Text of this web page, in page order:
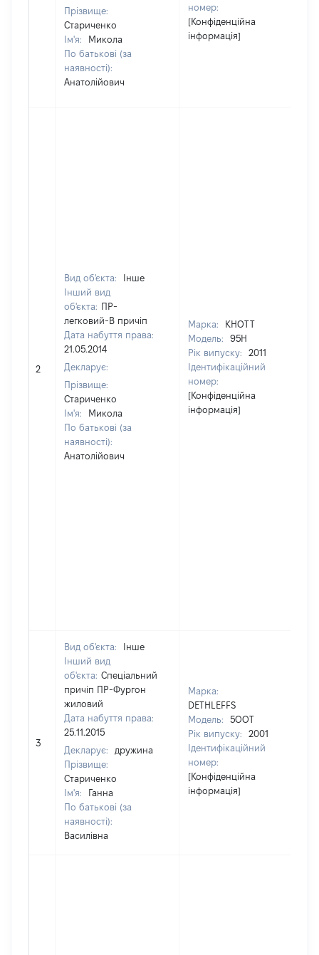
Прізвище:
Стариченко
Ім'я:
Микола
По батькові (за
наявності):
Анатолійович
номер:
[Конфіденційна
інформація]
2
Вид об'єкта:
Інше
Інший вид
об'єкта: ПР-
легковий-В причіп
Дата набуття права:
21.05.2014
Декларує:
Прізвище:
Стариченко
Ім'я:
Микола
По батькові (за
наявності):
Анатолійович
Марка:
KHOTT
Модель:
95H
Рік випуску:
2011
Ідентифікаційний
номер:
[Конфіденційна
інформація]
3
Вид об'єкта:
Інше
Інший вид
об'єкта: Спеціальний
причіп ПР-Фургон
жиловий
Дата набуття права:
25.11.2015
Декларує:
дружина
Прізвище:
Стариченко
Ім'я:
Ганна
По батькові (за
наявності):
Василівна
Марка:
DETHLEFFS
Модель:
5OOT
Рік випуску:
2001
Ідентифікаційний
номер:
[Конфіденційна
інформація]